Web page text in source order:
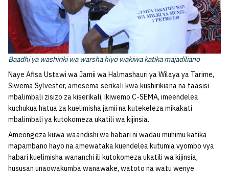
Baadhi ya washiriki wa warsha hiyo wakiwa katika majadiliano
Naye Afisa Ustawi wa Jamii wa Halmashauri ya Wilaya ya Tarime,
Siwema Sylvester, amesema serikali kwa kushirikiana na taasisi
mbalimbali zisizo za kiserikali, ikiwemo C-SEMA, imeendelea
kuchukua hatua za kuelimisha jamii na kutekeleza mikakati
mbalimbali ya kutokomeza ukatili wa kijinsia.
Ameongeza kuwa waandishi wa habari ni wadau muhimu katika
mapambano hayo na amewataka kuendelea kutumia vyombo vya
habari kuelimisha wananchi ili kutokomeza ukatili wa kijinsia,
hususan unaowakumba wanawake, watoto na watu wenye